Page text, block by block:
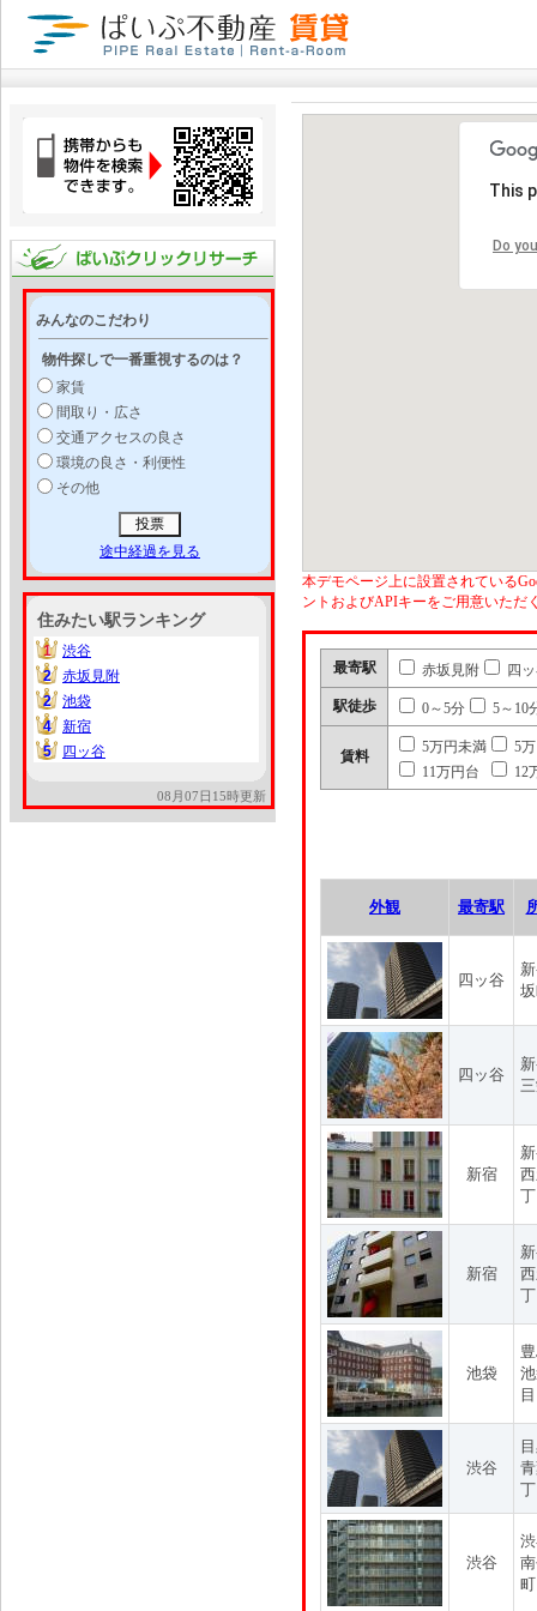
みんなのこだわり
物件探しで一番重視するのは？
家賃
間取り・広さ
交通アクセスの良さ
環境の良さ・利便性
その他
途中経過を見る
住みたい駅ランキング
1
1
渋谷
2
2
赤坂見附
2
2
池袋
4
4
新宿
5
5 四ッ谷
08月07日15時更新
This
Do
本デモページ上に設置されている
ントおよびAPIキーをご用意いただ
最寄駅 赤坂見附 四
駅徒歩 0～5分 5～10
賃料
5万円未満
5
11万円台
12
外観 最寄駅
四ッ谷
四ッ谷
新宿
新宿
池袋
渋谷
渋谷